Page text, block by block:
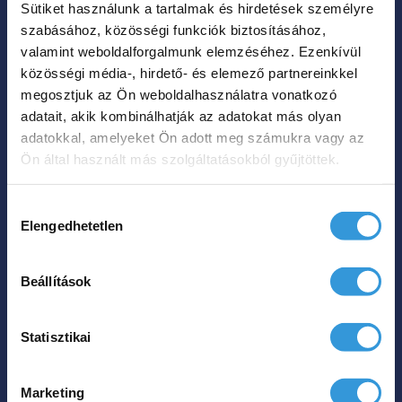
Sütiket használunk a tartalmak és hirdetések személyre
szabásához, közösségi funkciók biztosításához,
valamint weboldalforgalmunk elemzéséhez. Ezenkívül
közösségi média-, hirdető- és elemező partnereinkkel
megosztjuk az Ön weboldalhasználatra vonatkozó
adatait, akik kombinálhatják az adatokat más olyan
adatokkal, amelyeket Ön adott meg számukra vagy az
Ön által használt más szolgáltatásokból gyűjtöttek.
kiválasztása
Elengedhetetlen
Beállítások
Statisztikai
Marketing
Violet szabadon álló
műmárvány kád
679 000Ft – 745 000Ft
000 Ft
-
745
000 Ft
Hol tudom megvenni?
A
változatok
a
termékoldalon
választhatók
ki
terméknek
variációja